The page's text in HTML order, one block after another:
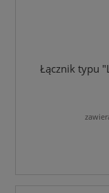
Łącznik typu